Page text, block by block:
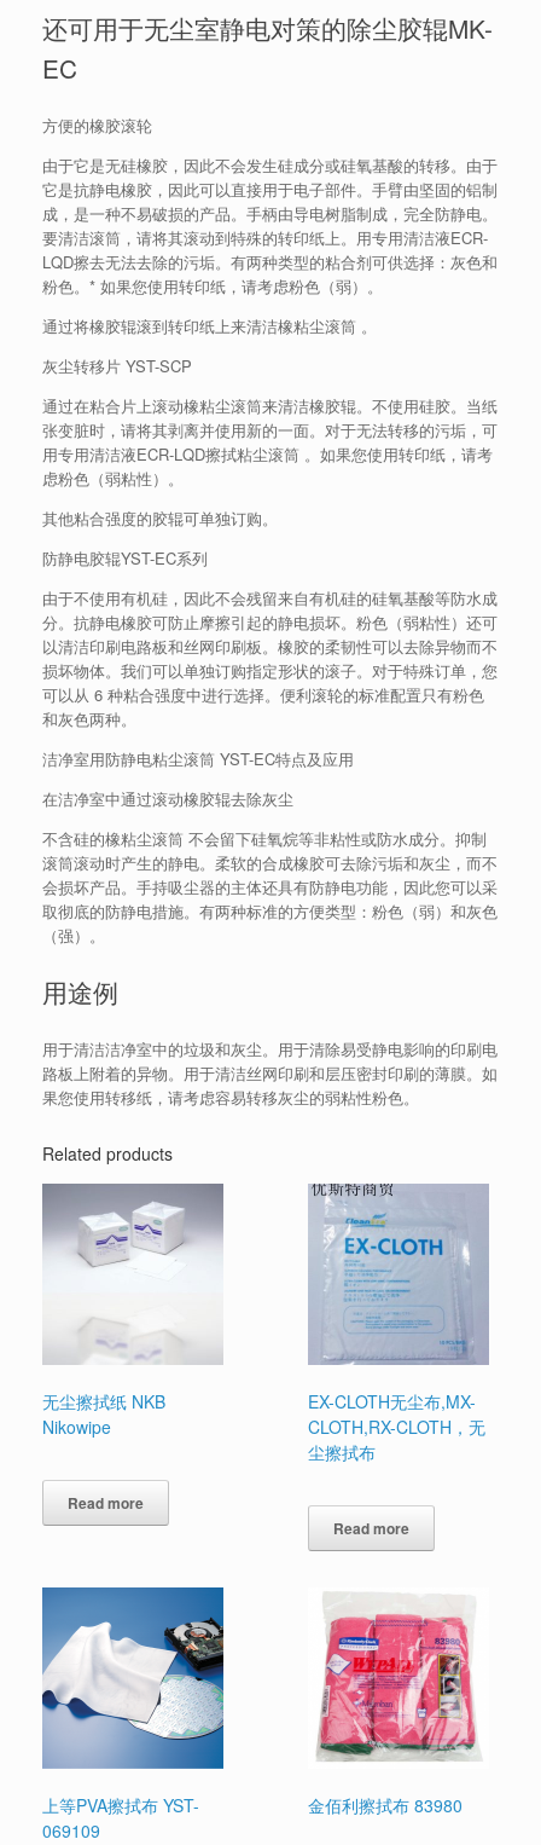
还可用于无尘室静电对策的除尘胶辊MK-
EC
方便的橡胶滚轮
由于它是无硅橡胶，因此不会发生硅成分或硅氧基酸的转移。 由于
它是抗静电橡胶，因此可以直接用于电子部件。 手臂由坚固的铝制
成，是一种不易破损的产品。 手柄由导电树脂制成，完全防静电。
要清洁滚筒，请将其滚动到特殊的转印纸上。 用专用清洁液ECR-
LQD擦去无法去除的污垢。 有两种类型的粘合剂可供选择：灰色和
粉色。 * 如果您使用转印纸，请考虑粉色（弱）。
通过将橡胶辊滚到转印纸上来清洁橡粘尘滚筒 。
灰尘转移片 YST-SCP
通过在粘合片上滚动橡粘尘滚筒来清洁橡胶辊。 不使用硅胶。 当纸
张变脏时，请将其剥离并使用新的一面。 对于无法转移的污垢，可
用专用清洁液ECR-LQD擦拭粘尘滚筒 。 如果您使用转印纸，请考
虑粉色（弱粘性）。
其他粘合强度的胶辊可单独订购。
防静电胶辊YST-EC系列
由于不使用有机硅，因此不会残留来自有机硅的硅氧基酸等防水成
分。 抗静电橡胶可防止摩擦引起的静电损坏。 粉色（弱粘性）还可
以清洁印刷电路板和丝网印刷板。 橡胶的柔韧性可以去除异物而不
损坏物体。 我们可以单独订购指定形状的滚子。 对于特殊订单，您
可以从 6 种粘合强度中进行选择。 便利滚轮的标准配置只有粉色
和灰色两种。
洁净室用防静电粘尘滚筒 YST-EC特点及应用
在洁净室中通过滚动橡胶辊去除灰尘
不含硅的橡粘尘滚筒 不会留下硅氧烷等非粘性或防水成分。 抑制
滚筒滚动时产生的静电。 柔软的合成橡胶可去除污垢和灰尘，而不
会损坏产品。 手持吸尘器的主体还具有防静电功能，因此您可以采
取彻底的防静电措施。 有两种标准的方便类型：粉色（弱）和灰色
（强）。
用途例
用于清洁洁净室中的垃圾和灰尘。 用于清除易受静电影响的印刷电
路板上附着的异物。 用于清洁丝网印刷和层压密封印刷的薄膜。 如
果您使用转移纸，请考虑容易转移灰尘的弱粘性粉色。
Related products
无尘擦拭纸 NKB
Nikowipe
Read more
EX-CLOTH无尘布,MX-
CLOTH,RX-CLOTH，无
尘擦拭布
Read more
上等PVA擦拭布 YST-
069109
金佰利擦拭布 83980